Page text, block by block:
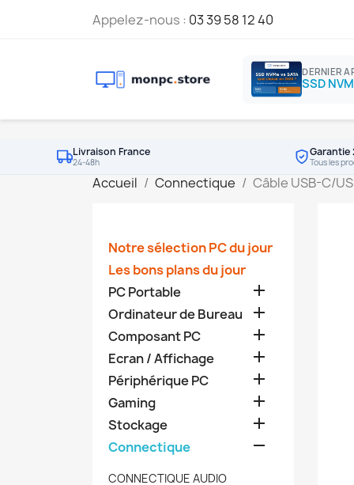
Appelez-nous : 03 39 58 12 40
DERNIER
Livraison France
24-48h
Garantie
Tous les
Accueil Connectique Câble USB-C/
Notre sélection PC du jour
Les bons plans du jour
PC Portable

Ordinateur de Bureau 
Composant PC 
Ecran / Affichage 
Périphérique PC 
Gaming 
Stockage 
Connectique 
CONNECTIQUE AUDIO